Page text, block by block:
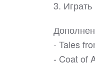
3. Играть
- Tales
- Coat of